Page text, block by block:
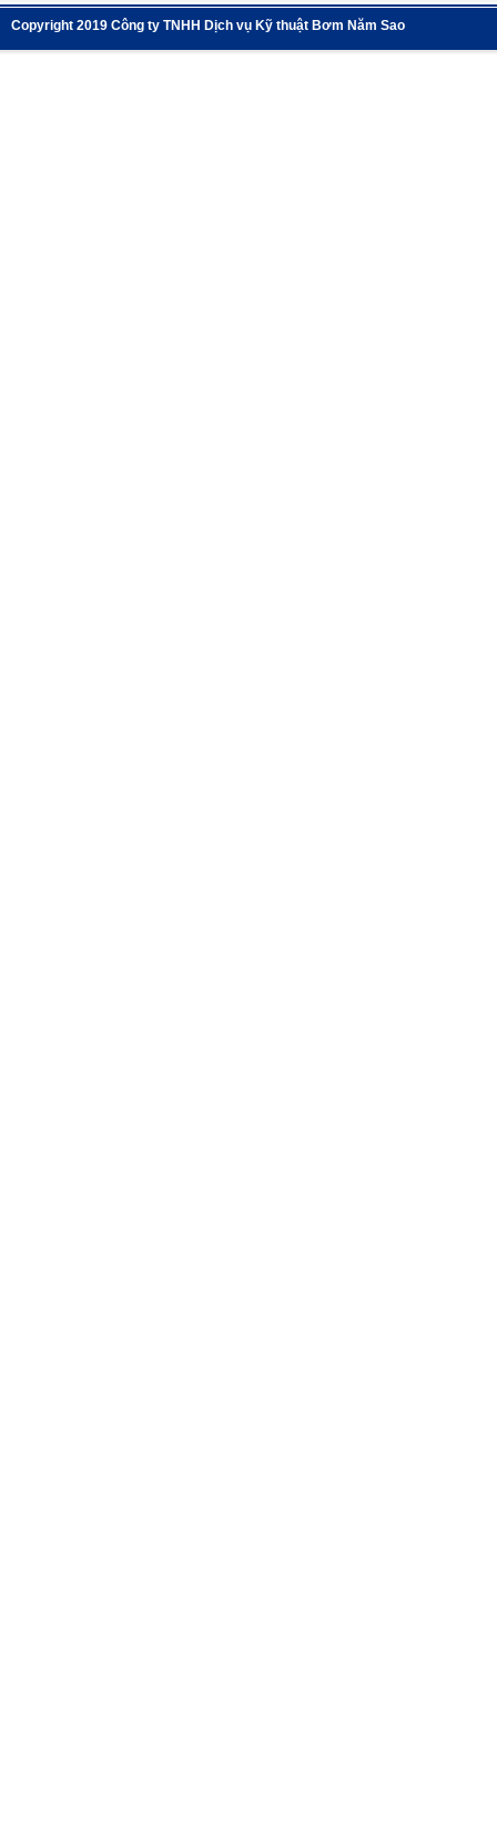
Copyright 2019 Công ty TNHH Dịch vụ Kỹ thuật Bơm Năm Sao